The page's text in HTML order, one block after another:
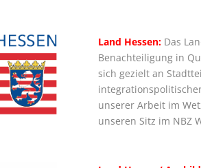
Land Hessen:Das
Benachteiligung in
sich gezielt an
unserer Arbeit im
unseren Sitz im NBZ